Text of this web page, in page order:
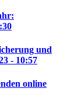
und
- 10:57
online